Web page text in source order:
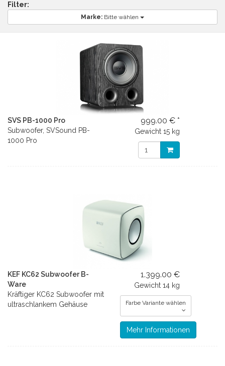
Filter:
Marke: Bitte wählen
SVS PB-1000 Pro
Subwoofer, SVSound PB-
1000 Pro
999.00 € *
Gewicht 15 kg
KEF KC62 Subwoofer B-
Ware
Kräftiger KC62 Subwoofer mit
ultraschlankem Gehäuse
1.399.00 €
Gewicht 14 kg
Farbe Variante wählen
Mehr Informationen